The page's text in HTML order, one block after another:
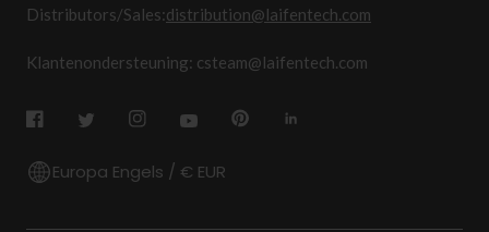
Distributors/Sales:distribution@laifentech.com
Klantenondersteuning: csteam@laifentech.com
Europa Engels / € EUR